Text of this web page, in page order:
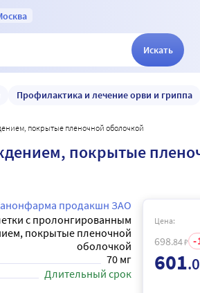
Искать
Профилактика и лечение орви и гриппа
покрытые пленочной оболочкой
покрытые
продакшн ЗАО
с пролонгированным
покрытые пленочной
оболочкой
70 мг
Длительный срок
Цена:
698.84₽
601